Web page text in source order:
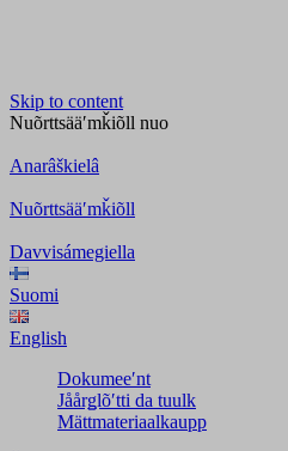
Skip to content
Nuõrttsääʹmǩiõll nuo
Anarâškielâ
Nuõrttsääʹmǩiõll
Davvisámegiella
Suomi
English
Dokumeeʹnt
Jåårǥlõʹtti da tuulk
Mättmateriaalkaupp